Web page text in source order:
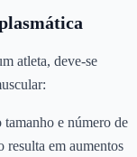
atleta, deve-se
e número de
resulta em aumentos